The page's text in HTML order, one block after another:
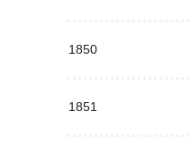
1850
1851